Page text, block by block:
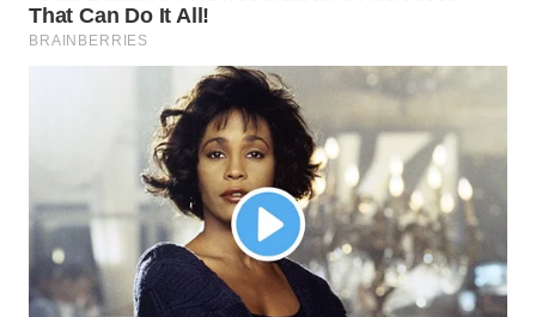
KEPULAUAN
SERIBU
BINJAI
WN
CIREBON